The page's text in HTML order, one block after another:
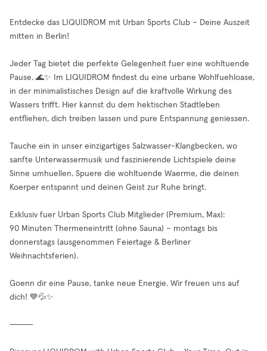
Entdecke das LIQUIDROM mit Urban Sports Club – Deine Auszeit
mitten in Berlin!
Jeder Tag bietet die perfekte Gelegenheit fuer eine wohltuende
Pause. 🌊✨ Im LIQUIDROM findest du eine urbane Wohlfuehloase,
in der minimalistisches Design auf die kraftvolle Wirkung des
Wassers trifft. Hier kannst du dem hektischen Stadtleben
entfliehen, dich treiben lassen und pure Entspannung geniessen.
Tauche ein in unser einzigartiges Salzwasser-Klangbecken, wo
sanfte Unterwassermusik und faszinierende Lichtspiele deine
Sinne umhuellen. Spuere die wohltuende Waerme, die deinen
Koerper entspannt und deinen Geist zur Ruhe bringt.
Exklusiv fuer Urban Sports Club Mitglieder (Premium, Max):
90 Minuten Thermeneintritt (ohne Sauna) – montags bis
donnerstags (ausgenommen Feiertage & Berliner
Weihnachtsferien).
Goenn dir eine Pause, tanke neue Energie. Wir freuen uns auf
dich! 💙💦✨
⸻